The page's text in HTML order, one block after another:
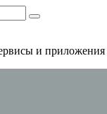
и приложения